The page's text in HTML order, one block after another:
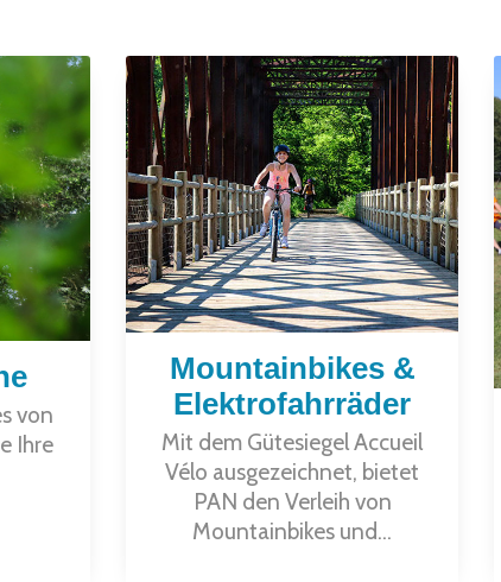
von
Ihre
Mountainbikes &
Elektrofahrräder
Mit dem Gütesiegel Accueil
Vélo ausgezeichnet, bietet
PAN den Verleih von
Mountainbikes und...